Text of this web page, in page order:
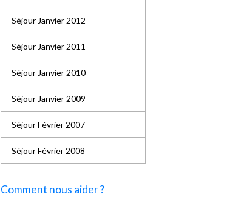
Séjour Janvier 2012
Séjour Janvier 2011
Séjour Janvier 2010
Séjour Janvier 2009
Séjour Février 2007
Séjour Février 2008
Comment nous aider ?